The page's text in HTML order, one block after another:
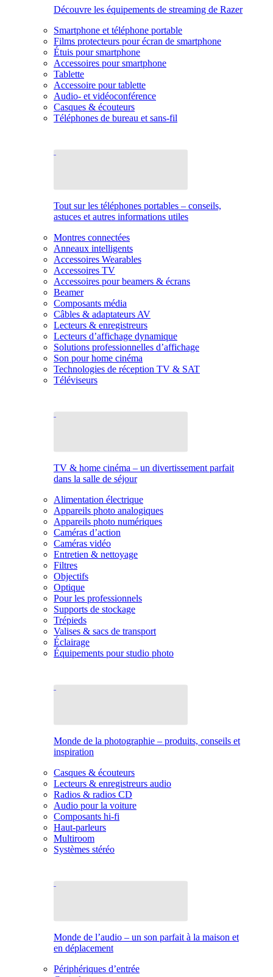
Découvre les équipements de streaming de Razer
Smartphone et téléphone portable
Films protecteurs pour écran de smartphone
Étuis pour smartphone
Accessoires pour smartphone
Tablette
Accessoire pour tablette
Audio- et vidéoconférence
Casques & écouteurs
Téléphones de bureau et sans-fil
Tout sur les téléphones portables – conseils,
astuces et autres informations utiles
Montres connectées
Anneaux intelligents
Accessoires Wearables
Accessoires TV
Accessoires pour beamers & écrans
Beamer
Composants média
Câbles & adaptateurs AV
Lecteurs & enregistreurs
Lecteurs d’affichage dynamique
Solutions professionnelles d’affichage
Son pour home cinéma
Technologies de réception TV & SAT
Téléviseurs
TV & home cinéma – un divertissement parfait
dans la salle de séjour
Alimentation électrique
Appareils photo analogiques
Appareils photo numériques
Caméras d’action
Caméras vidéo
Entretien & nettoyage
Filtres
Objectifs
Optique
Pour les professionnels
Supports de stockage
Trépieds
Valises & sacs de transport
Éclairage
Équipements pour studio photo
Monde de la photographie – produits, conseils et
inspiration
Casques & écouteurs
Lecteurs & enregistreurs audio
Radios & radios CD
Audio pour la voiture
Composants hi-fi
Haut-parleurs
Multiroom
Systèmes stéréo
Monde de l’audio – un son parfait à la maison et
en déplacement
Périphériques d’entrée